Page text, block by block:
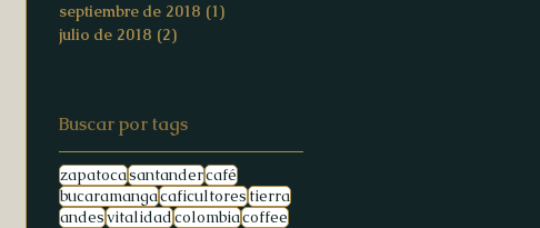
septiembre de 2018 (1)
julio de 2018 (2)
Buscar por tags
zapatocasantandercafé
bucaramangacaficultorestierra
andesvitalidadcolombiacoffee